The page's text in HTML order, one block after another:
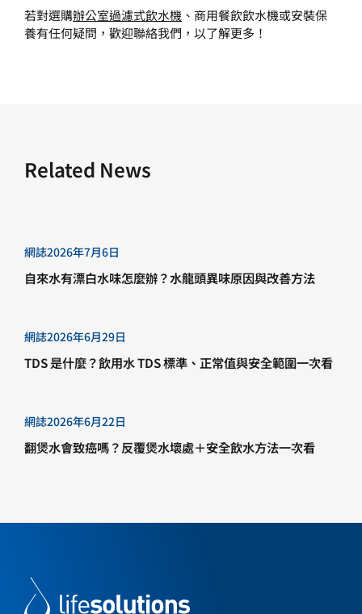
若對選購辦公室過濾式飲水機 、 商用餐飲飲水機或安裝保
養有任何疑問，歡迎聯絡我們 ，以了解更多！
Related News
網誌2026年7月6日
自來水有漂白水味怎麼辦？水龍頭異味原因與改善方法
網誌2026年6月29日
TDS 是什麼？飲用水 TDS 標準、正常值與安全範圍一次看
網誌2026年6月22日
翻煲水會致癌嗎？反覆煲水壞處＋安全飲水方法一次看